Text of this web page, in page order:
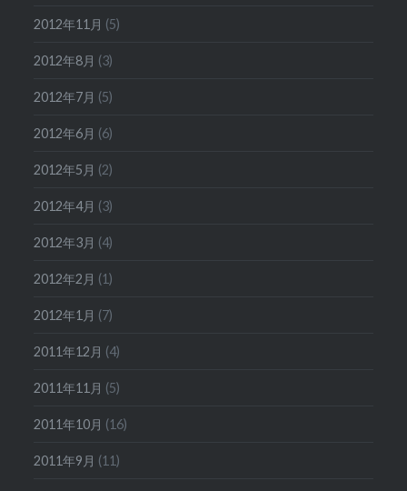
2012年11月 (5)
2012年8月 (3)
2012年7月 (5)
2012年6月 (6)
2012年5月 (2)
2012年4月 (3)
2012年3月 (4)
2012年2月 (1)
2012年1月 (7)
2011年12月 (4)
2011年11月 (5)
2011年10月 (16)
2011年9月 (11)